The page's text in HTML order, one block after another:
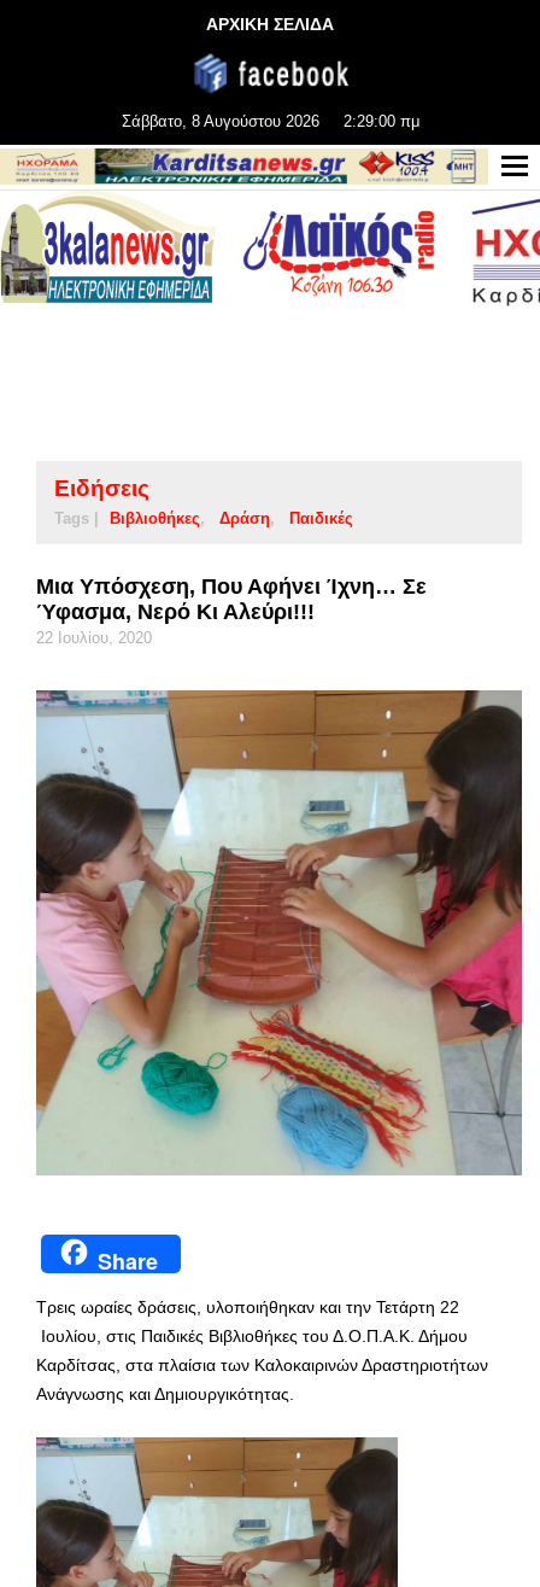
ΑΡΧΙΚΗ ΣΕΛΙΔΑ
Σάββατο, 8 Αυγούστου 2026 2:29:01 πμ
Ειδήσεις
Tags | Βιβλιοθήκες Δράση Παιδικές
Μια Υπόσχεση, Που Αφήνει Ίχνη… Σε
Ύφασμα, Νερό Κι Αλεύρι!!!
22 Ιουλίου, 2020
Share
Τρεις ωραίες δράσεις, υλοποιήθηκαν και την Τετάρτη 22
Ιουλίου, στις Παιδικές Βιβλιοθήκες του Δ.Ο.Π.Α.Κ. Δήμου
Καρδίτσας, στα πλαίσια των Καλοκαιρινών Δραστηριοτήτων
Ανάγνωσης και Δημιουργικότητας.